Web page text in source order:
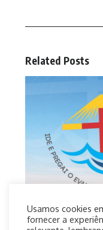
Related Posts
NE 5: Material
5 de agosto de 2021
Usamos cookies
fornecer a